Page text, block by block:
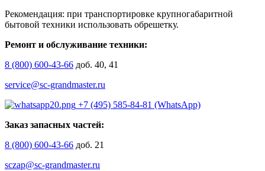
Рекомендация: при транспортировке крупногабаритной
бытовой техники использовать обрешетку.
Ремонт и обслуживание техники:
8 (800) 600-43-66 доб. 40, 41
service@sc-grandmaster.ru
+7 (495) 585-84-81 (WhatsApp)
Заказ запасных частей:
8 (800) 600-43-66 доб. 21
sczap@sc-grandmaster.ru